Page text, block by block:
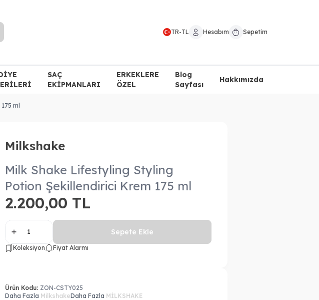
TR-TL Hesabım Sepetim
SAÇ
EKİPMANLARI
ERKEKLERE
ÖZEL
Blog
Sayfası
Hakkımızda
ml
Milkshake
Milk Shake Lifestyling Styling
Potion Şekillendirici Krem 175 ml
2.200,00 TL
Sepete Ekle
Koleksiyon Fiyat Alarmı
Ürün Kodu: ZON-CSTY025
Daha Fazla MilkshakeDaha Fazla MİLKSHAKE